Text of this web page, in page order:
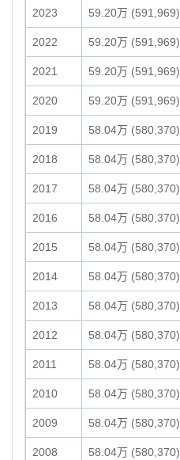
2023 59.20万 (591,969)
2022 59.20万 (591,969)
2021 59.20万 (591,969)
2020 59.20万 (591,969)
2019 58.04万 (580,370)
2018 58.04万 (580,370)
2017 58.04万 (580,370)
2016 58.04万 (580,370)
2015 58.04万 (580,370)
2014 58.04万 (580,370)
2013 58.04万 (580,370)
2012 58.04万 (580,370)
2011 58.04万 (580,370)
2010 58.04万 (580,370)
2009 58.04万 (580,370)
2008 58.04万 (580,370)